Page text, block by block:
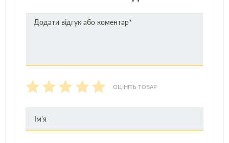
ОЦІНІТЬ ТОВАР